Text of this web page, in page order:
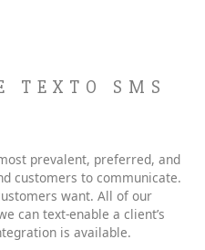
TEXTO SMS
prevalent, preferred, and
customers to communicate.
want. All of our
can text-enable a client’s
is available.